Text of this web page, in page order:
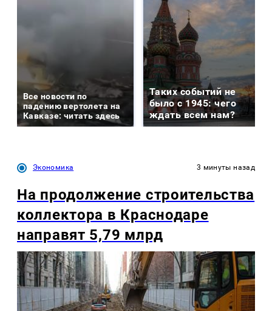
Все новости по
падению вертолета на
Кавказе: читать здесь
Таких событий не
было с 1945: чего
ждать всем нам?
Экономика 3 минуты назад
На продолжение строительства
коллектора в Краснодаре
направят 5,79 млрд